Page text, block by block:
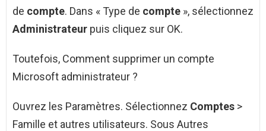
de compte. Dans « Type de compte », sélectionnez
Administrateur puis cliquez sur OK.
Toutefois, Comment supprimer un compte
Microsoft administrateur ?
Ouvrez les Paramètres. Sélectionnez Comptes >
Famille et autres utilisateurs. Sous Autres